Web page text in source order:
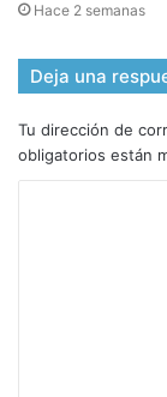
Hace 2 semanas
Deja una
Tu dirección de
obligatorios están